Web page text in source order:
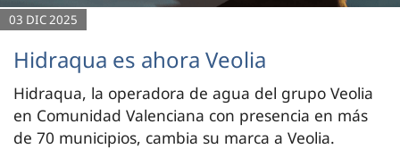
03 DIC 2025
Hidraqua es ahora Veolia
Hidraqua, la operadora de agua del grupo Veolia
en Comunidad Valenciana con presencia en más
de 70 municipios, cambia su marca a Veolia.